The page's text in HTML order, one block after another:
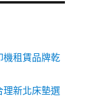
機租賃品牌乾
理新北床墊選